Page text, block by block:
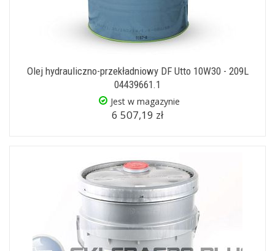
Olej hydrauliczno-przekładniowy DF Utto 10W30 - 209L
04439661.1
Jest w magazynie
6 507,19 zł